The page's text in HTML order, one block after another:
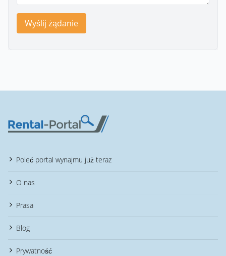
Wyślij żądanie
Poleć portal wynajmu już teraz
O nas
Prasa
Blog
Prywatność